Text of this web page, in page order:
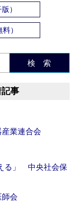
）
）
検 索
事
業連合会
る」 中央社会保
会